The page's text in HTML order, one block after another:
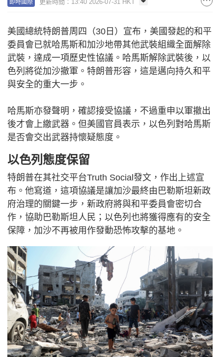
即時國際 更新時間：13:40 2026-07-31 HKT
美國總統特朗普周四（30日）宣布，美國發起的和平
委員會已就哈馬斯和加沙地帶其他武裝組織全面解除
武裝，達成一項歷史性協議。哈馬斯解除武裝後，以
色列將從加沙撤軍。特朗普形容，這是邁向持久和平
與安全的重大一步。
哈馬斯亦發聲明，確認接受協議，不過重申以軍撤出
後才會上繳武器。但美國官員表示，以色列對哈馬斯
是否會交出武器持懷疑態度。
以色列態度保留
特朗普在其社交平台Truth Social發文，作出上述宣
布。他寫道，這項協議是讓加沙最終由巴勒斯坦新政
府治理的關鍵一步，新政府將與和平委員會密切合
作，協助巴勒斯坦人民；以色列也將獲得應有的安全
保障，加沙不再被用作發動恐怖攻擊的基地。